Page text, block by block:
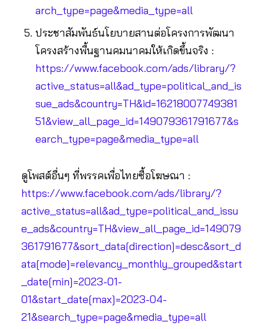
arch_type=page&media_type=all
ประชาสัมพันธ์นโยบายสานต่อโครงการพัฒนา
โครงสร้างพื้นฐานคมนาคมให้เกิดขึ้นจริง :
https://www.facebook.com/ads/library/?
active_status=all&ad_type=political_and_is
sue_ads&country=TH&id=16218007749381
51&view_all_page_id=149079361791677&s
earch_type=page&media_type=all
ดูโพสต์อื่นๆ ที่พรรคเพื่อไทยซื้อโฆษณา :
https://www.facebook.com/ads/library/?
active_status=all&ad_type=political_and_issu
e_ads&country=TH&view_all_page_id=149079
361791677&sort_data[direction]=desc&sort_d
ata[mode]=relevancy_monthly_grouped&start
_date[min]=2023-01-
01&start_date[max]=2023-04-
21&search_type=page&media_type=all